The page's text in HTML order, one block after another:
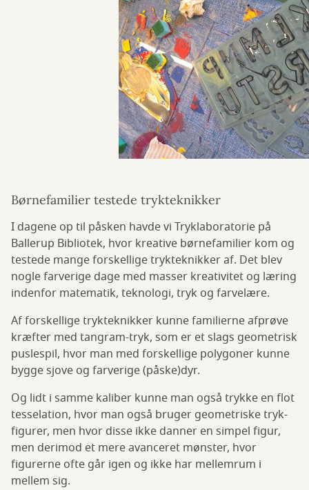
Børnefamilier testede trykteknikker
I dagene op til påsken havde vi Tryklaboratorie på
Ballerup Bibliotek, hvor kreative børnefamilier kom og
testede mange forskellige trykteknikker af. Det blev
nogle farverige dage med masser kreativitet og læring
indenfor matematik, teknologi, tryk og farvelære.
Af forskellige trykteknikker kunne familierne afprøve
kræfter med tangram-tryk, som er et slags geometrisk
puslespil, hvor man med forskellige polygoner kunne
bygge sjove og farverige (påske)dyr.
Og lidt i samme kaliber kunne man også trykke en flot
tesselation, hvor man også bruger geometriske tryk-
figurer, men hvor disse ikke danner en simpel figur,
men derimod et mere avanceret mønster, hvor
figurerne ofte går igen og ikke har mellemrum i
mellem sig.